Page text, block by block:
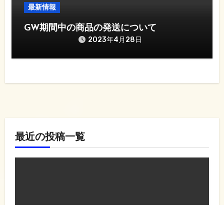
最新情報
GW期間中の商品の発送について
2023年4月28日
最近の投稿一覧